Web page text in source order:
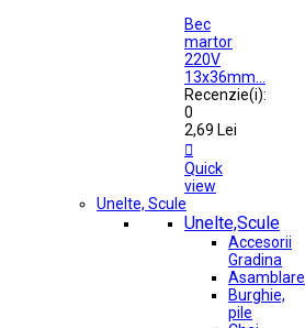
Bec
martor
220V
13x36mm...
Recenzie(i):
0
2,69 Lei

Quick
view
Unelte, Scule
Unelte,Scule
Accesorii
Gradina
Asamblare
Burghie,
pile